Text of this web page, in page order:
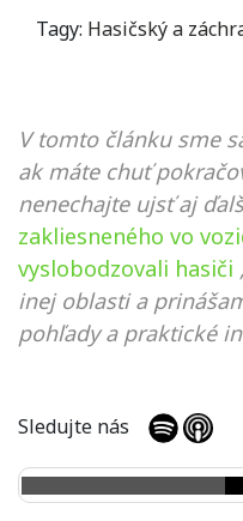
Tagy: Hasičský a
V tomto článku sme
ak máte chuť
nenechajte ujsť aj
zakliesneného vo
vyslobodzovali hasiči
inej oblasti a
pohľady a praktické
Sledujte nás